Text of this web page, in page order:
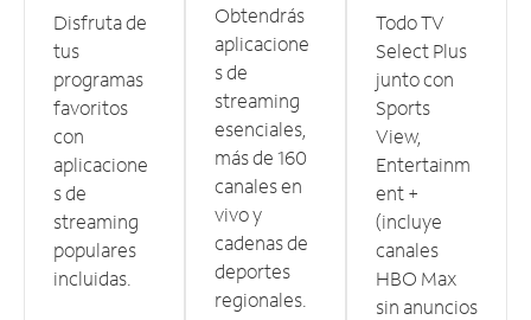
Disfruta de
tus
programas
favoritos
con
aplicacione
s de
streaming
populares
incluidas.
Obtendrás
aplicacione
s de
streaming
esenciales,
más de 160
canales en
vivo y
cadenas de
deportes
regionales.
Todo TV
Select Plus
junto con
Sports
View,
Entertainm
ent +
(incluye
canales
HBO Max
sin anuncios